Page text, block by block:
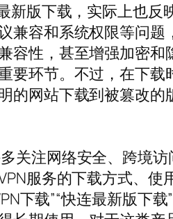
新版下载，实际上也
兼容和系统权限等问
容性，甚至增强加密
要环节。不过，在下
的网站下载到被篡改
关注网络安全、跨境
服务的下载方式、
下载”“快连最新版